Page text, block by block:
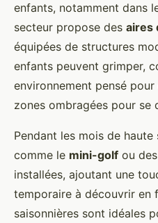
enfants, notamment dans
secteur propose des aires
équipées de structures
enfants peuvent grimper,
environnement pensé
zones ombragées pour se
Pendant les mois de
comme le mini-golf ou
installées, ajoutant une
temporaire à découvrir en
saisonnières sont idéales